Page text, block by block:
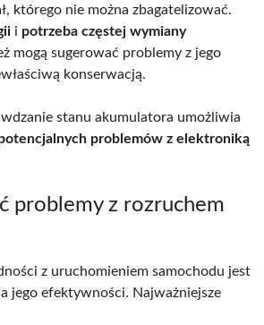
którego nie można zbagatelizować.
i potrzeba częstej wymiany
mogą sugerować problemy z jego
konserwacją.
stanu akumulatora umożliwia
problemów z elektroniką
problemy z rozruchem
z uruchomieniem samochodu jest
jego efektywności. Najważniejsze